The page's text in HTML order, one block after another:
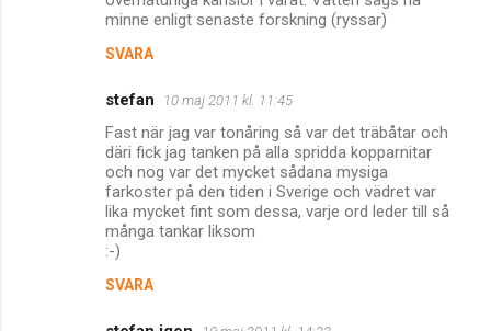
minne enligt senaste forskning (ryssar)
SVARA
stefan 10 maj 2011 kl. 11:45
Fast när jag var tonåring så var det träbåtar och
däri fick jag tanken på alla spridda kopparnitar
och nog var det mycket sådana mysiga
farkoster på den tiden i Sverige och vädret var
lika mycket fint som dessa, varje ord leder till så
många tankar liksom
:-)
SVARA